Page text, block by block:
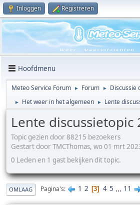
Inloggen Registreren
Hoofdmenu
Meteo Service Forum ► Forum ► Discussie
► Het weer in het algemeen ► Lente
Lente discussietopic
Topic gezien door 88215 bezoekers
Gestart door TMCThomas, wo 01 mrt
0 Leden en 1 gast bekijken dit topic.
OMLAAG Pagina's 1 2 3 4 5 ... 11